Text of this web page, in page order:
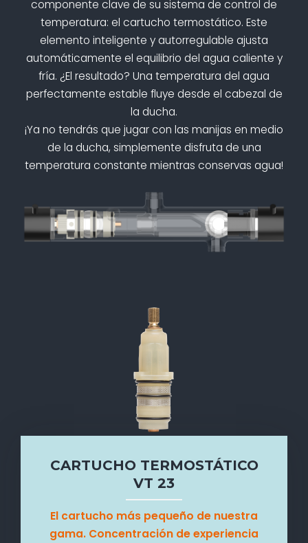
componente clave de su sistema de control de
temperatura: el cartucho termostático. Este
elemento inteligente y autorregulable ajusta
automáticamente el equilibrio del agua caliente y
fría. ¿El resultado? Una temperatura del agua
perfectamente estable fluye desde el cabezal de
la ducha.
¡Ya no tendrás que jugar con las manijas en medio
de la ducha, simplemente disfruta de una
temperatura constante mientras conservas agua!
CARTUCHO TERMOSTÁTICO
VT 23
El cartucho más pequeño de nuestra
gama. Concentración de experiencia